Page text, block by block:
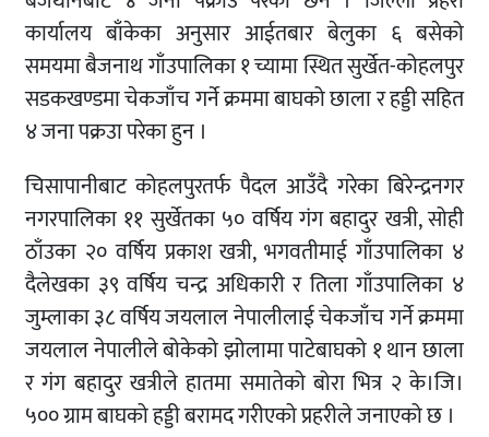
कार्यालय बाँकेका अनुसार आईतबार बेलुका ६ बसेको
समयमा बैजनाथ गाँउपालिका १ च्यामा स्थित सुर्खेत-कोहलपुर
सडकखण्डमा चेकजाँच गर्ने क्रममा बाघको छाला र हड्डी सहित
४ जना पक्रउा परेका हुन ।
चिसापानीबाट कोहलपुरतर्फ पैदल आउँदै गरेका बिरेन्द्रनगर
नगरपालिका ११ सुर्खेतका ५० वर्षिय गंग बहादुर खत्री, सोही
ठाँउका २० वर्षिय प्रकाश खत्री, भगवतीमाई गाँउपालिका ४
दैलेखका ३९ वर्षिय चन्द्र अधिकारी र तिला गाँउपालिका ४
जुम्लाका ३८ वर्षिय जयलाल नेपालीलाई चेकजाँच गर्ने क्रममा
जयलाल नेपालीले बोकेको झोलामा पाटेबाघको १ थान छाला
र गंग बहादुर खत्रीले हातमा समातेको बोरा भित्र २ के।जि।
५०० ग्राम बाघको हड्डी बरामद गरीएको प्रहरीले जनाएको छ ।